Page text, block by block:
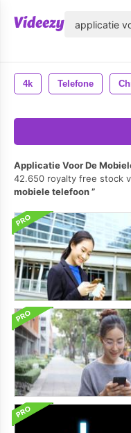
4k Telefone
Applicatie Voor De
42.650 royalty free stock
mobiele telefoon